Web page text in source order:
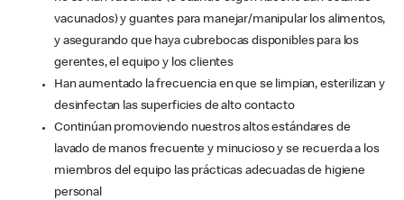
vacunados) y guantes para manejar/manipular los alimentos,
y asegurando que haya cubrebocas disponibles para los
gerentes, el equipo y los clientes
Han aumentado la frecuencia en que se limpian, esterilizan y
desinfectan las superficies de alto contacto
Continúan promoviendo nuestros altos estándares de
lavado de manos frecuente y minucioso y se recuerda a los
miembros del equipo las prácticas adecuadas de higiene
personal